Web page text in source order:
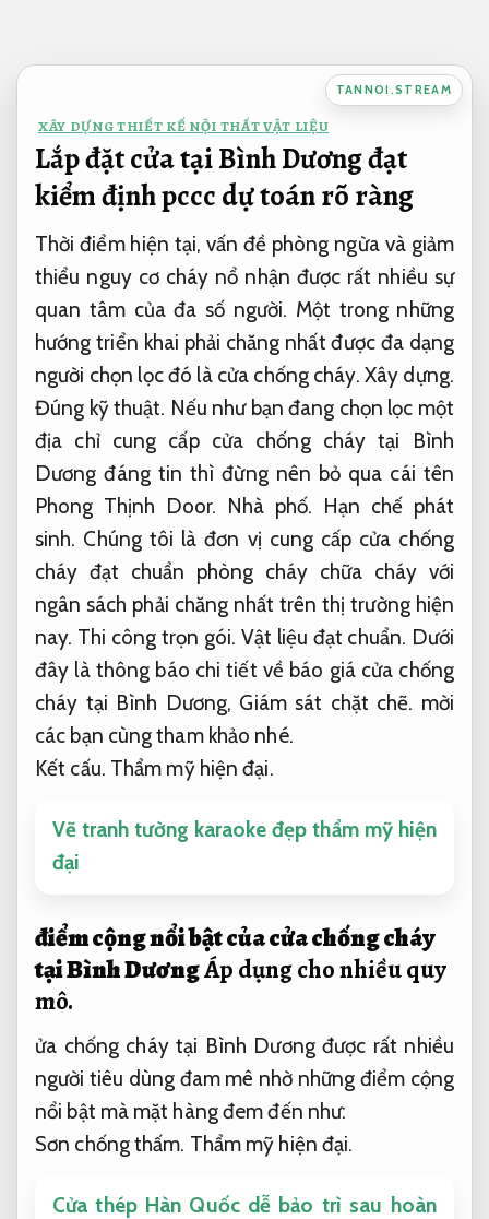
nội
TANNOI.STREAM
XÂY DỰNG THIẾT KẾ NỘI THẤT VẬT LIỆU
Lắp đặt cửa tại Bình Dương đạt
kiểm định pccc dự toán rõ ràng
Thời điểm hiện tại, vấn đề phòng ngừa và giảm
thiểu nguy cơ cháy nổ nhận được rất nhiều sự
quan tâm của đa số người. Một trong những
hướng triển khai phải chăng nhất được đa dạng
người chọn lọc đó là cửa chống cháy. Xây dựng.
Đúng kỹ thuật. Nếu như bạn đang chọn lọc một
địa chỉ cung cấp cửa chống cháy tại Bình
Dương đáng tin thì đừng nên bỏ qua cái tên
Phong Thịnh Door. Nhà phố. Hạn chế phát
sinh. Chúng tôi là đơn vị cung cấp cửa chống
cháy đạt chuẩn phòng cháy chữa cháy với
ngân sách phải chăng nhất trên thị trường hiện
nay. Thi công trọn gói. Vật liệu đạt chuẩn. Dưới
đây là thông báo chi tiết về báo giá cửa chống
cháy tại Bình Dương, Giám sát chặt chẽ. mời
các bạn cùng tham khảo nhé.
Kết cấu. Thẩm mỹ hiện đại.
Vẽ tranh tường karaoke đẹp thẩm mỹ hiện
đại
điểm cộng nổi bật của cửa chống cháy
tại Bình DươngÁp dụng cho nhiều quy
mô.
ửa chống cháy tại Bình Dương được rất nhiều
người tiêu dùng đam mê nhờ những điểm cộng
nổi bật mà mặt hàng đem đến như:
Sơn chống thấm. Thẩm mỹ hiện đại.
Cửa thép Hàn Quốc dễ bảo trì sau hoàn